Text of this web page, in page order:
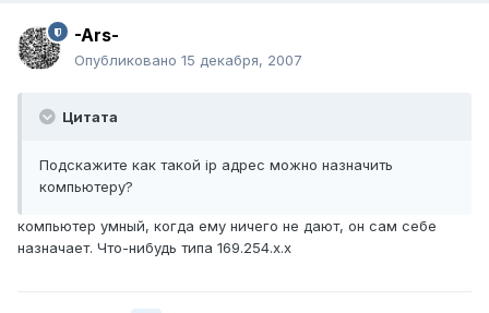
-Ars-
Опубликовано 15 декабря, 2007
Цитата
Подскажите как такой ip адрес можно назначить
компьютеру?
компьютер умный, когда ему ничего не дают, он сам себе
назначает. Что-нибудь типа 169.254.x.x